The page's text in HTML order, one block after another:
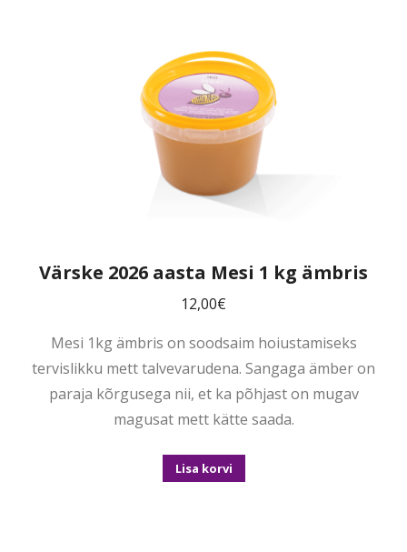
Värske 2026 aasta Mesi 1 kg ämbris
12,00€
Mesi 1kg ämbris on soodsaim hoiustamiseks
tervislikku mett talvevarudena. Sangaga ämber on
paraja kõrgusega nii, et ka põhjast on mugav
magusat mett kätte saada.
Lisa korvi